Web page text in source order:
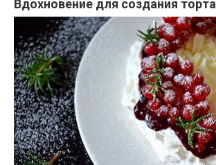
Вдохновение для создания торта